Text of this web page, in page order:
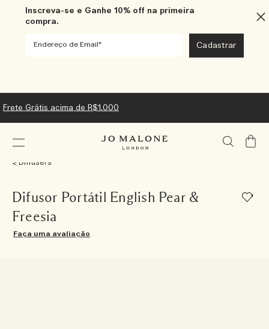
Inscreva-se e Ganhe 10% off na primeira
compra.
Frete Grátis acima de R$1.000
Meu
Diffusers
Difusor Portátil English Pear &
Freesia
Faça uma avaliação